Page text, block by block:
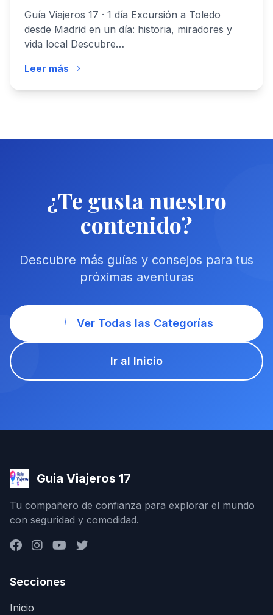
Guía Viajeros 17 · 1 día Excursión a Toledo
desde Madrid en un día: historia, miradores y
vida local Descubre…
Leer más
¿Te gusta nuestro
contenido?
Descubre más guías y consejos para tus
próximas aventuras
Ver Todas las Categorías
Ir al Inicio
Guia Viajeros 17
Tu compañero de confianza para explorar el mundo
con seguridad y comodidad.
Secciones
Inicio